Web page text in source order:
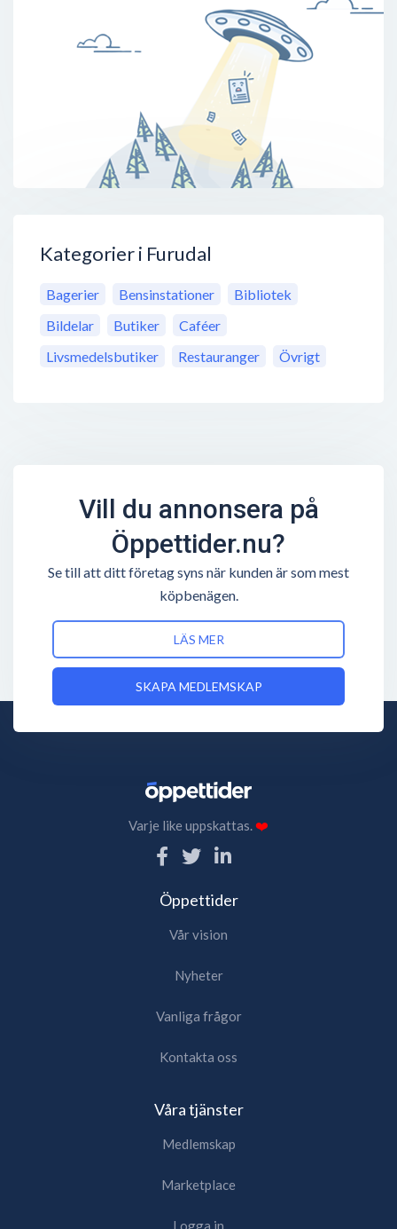
Kategorier i Furudal
Bagerier Bensinstationer
Bibliotek
Bildelar
Butiker
Caféer
Livsmedelsbutiker
Restauranger Övrigt
Vill du annonsera på
Öppettider.nu?
Se till att ditt företag syns när kunden är som mest
köpbenägen.
LÄS MER
SKAPA MEDLEMSKAP
Varje like uppskattas.❤️
Öppettider
Vår vision
Nyheter
Vanliga frågor
Kontakta oss
Våra tjänster
Medlemskap
Marketplace
Logga in